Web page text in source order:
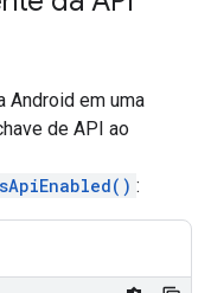
Android em uma
de API ao
: